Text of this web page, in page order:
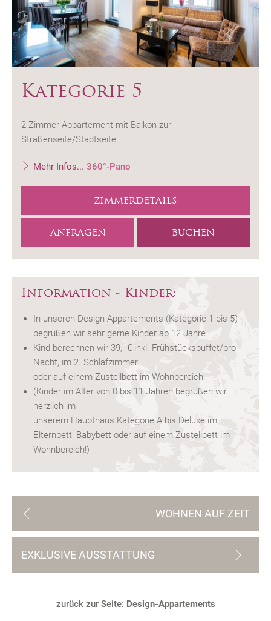
Kategorie 5
2-Zimmer Appartement mit Balkon zur
Straßenseite/Stadtseite
Mehr Infos... 360°-Pano
ZIMMERDETAILS
ANFRAGEN BUCHEN
Information - Kinder:
In unseren Design-Appartements (Kategorie 1 bis 5)
begrüßen wir sehr gerne Kinder ab 12 Jahre.
Kind berechnen wir 39,- € inkl. Frühstücksbuffet/pro
Nacht, im 2. Schlafzimmer
oder auf einem Zustellbett im Wohnbereich.
(Kinder im Alter von 0 bis 11 Jahren begrüßen wir
herzlich im
unserem Haupthaus Kategorie A bis Deluxe im
Elternbett, Babybett oder auf einem Zustellbett im
Wohnbereich!)
WOHNEN AUF ZEIT
EXKLUSIVE AUSSTATTUNG
zurück zur Seite: Design-Appartements